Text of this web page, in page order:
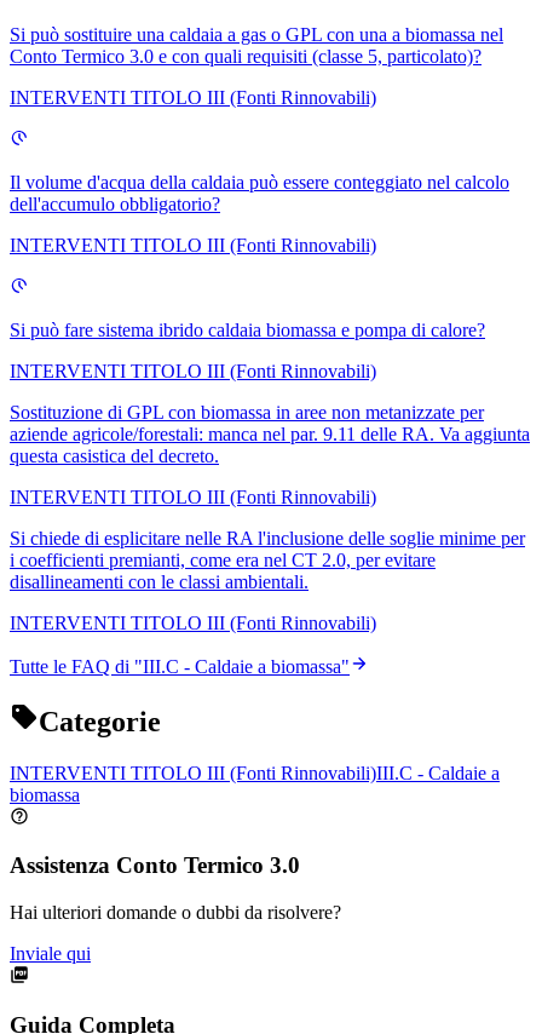
Si può sostituire una caldaia a gas o GPL con una a biomassa nel
Conto Termico 3.0 e con quali requisiti (classe 5, particolato)?
INTERVENTI TITOLO III (Fonti Rinnovabili)
Il volume d'acqua della caldaia può essere conteggiato nel calcolo
dell'accumulo obbligatorio?
INTERVENTI TITOLO III (Fonti Rinnovabili)
Si può fare sistema ibrido caldaia biomassa e pompa di calore?
INTERVENTI TITOLO III (Fonti Rinnovabili)
Sostituzione di GPL con biomassa in aree non metanizzate per
aziende agricole/forestali: manca nel par. 9.11 delle RA. Va aggiunta
questa casistica del decreto.
INTERVENTI TITOLO III (Fonti Rinnovabili)
Si chiede di esplicitare nelle RA l'inclusione delle soglie minime per
i coefficienti premianti, come era nel CT 2.0, per evitare
disallineamenti con le classi ambientali.
INTERVENTI TITOLO III (Fonti Rinnovabili)
Tutte le FAQ di "III.C - Caldaie a biomassa"
Categorie
INTERVENTI TITOLO III (Fonti Rinnovabili)III.C - Caldaie a
biomassa
Assistenza Conto Termico 3.0
Hai ulteriori domande o dubbi da risolvere?
Inviale qui
Guida Completa